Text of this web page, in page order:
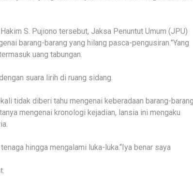
S. Pujiono tersebut, Jaksa Penuntut Umum (JPU)
barang-barang yang hilang pasca-pengusiran.”Yang
uang tabungan.
suara lirih di ruang sidang.
tidak diberi tahu mengenai keberadaan barang-barang
mengenai kronologi kejadian, lansia ini mengaku
hingga mengalami luka-luka.“Iya benar saya